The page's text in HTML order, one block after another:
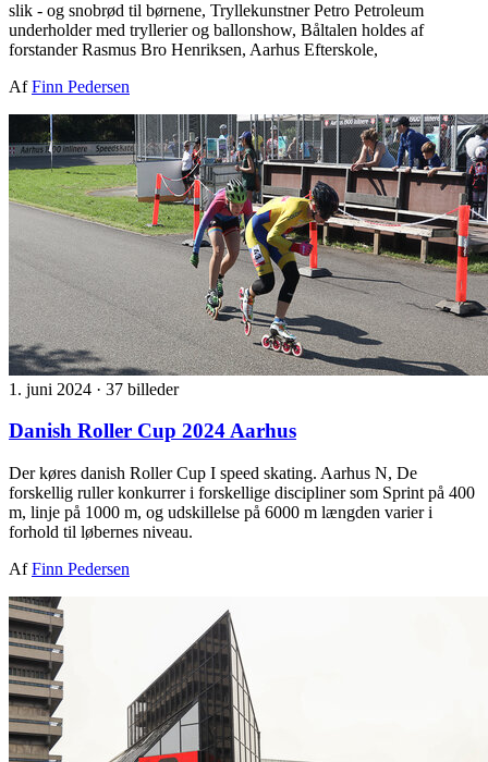
slik - og snobrød til børnene, Tryllekunstner Petro Petroleum
underholder med tryllerier og ballonshow, Båltalen holdes af
forstander Rasmus Bro Henriksen, Aarhus Efterskole,
AfFinn Pedersen
1. juni 2024 · 37 billeder
Danish Roller Cup 2024 Aarhus
Der køres danish Roller Cup I speed skating. Aarhus N, De
forskellig ruller konkurrer i forskellige discipliner som Sprint på 400
m, linje på 1000 m, og udskillelse på 6000 m længden varier i
forhold til løbernes niveau.
AfFinn Pedersen